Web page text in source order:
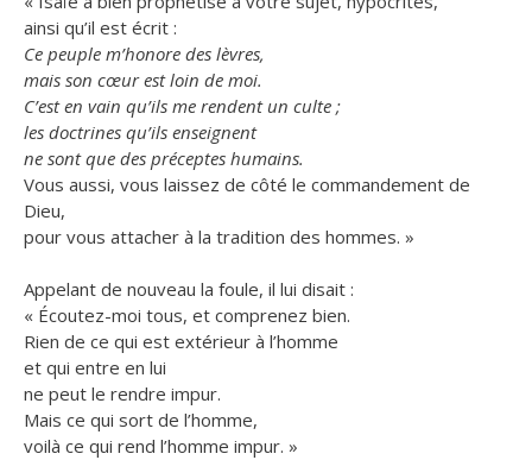
ainsi qu’il est écrit :
Ce peuple m’honore des lèvres,
mais son cœur est loin de moi.
C’est en vain qu’ils me rendent un culte ;
les doctrines qu’ils enseignent
ne sont que des préceptes humains.
Vous aussi, vous laissez de côté le commandement de
Dieu,
pour vous attacher à la tradition des hommes. »
Appelant de nouveau la foule, il lui disait :
« Écoutez-moi tous, et comprenez bien.
Rien de ce qui est extérieur à l’homme
et qui entre en lui
ne peut le rendre impur.
Mais ce qui sort de l’homme,
voilà ce qui rend l’homme impur. »